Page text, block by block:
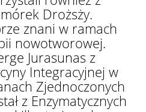
Drożsży.
znani w ramach
nowotworowej.
Jurasunas z
Integracyjnej w
Zjednoczonych
z Enzymatycznych